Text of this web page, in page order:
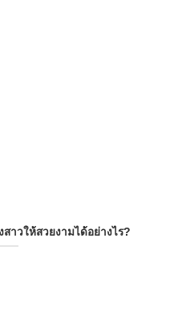
สาวให้สวยงามได้อย่างไร?